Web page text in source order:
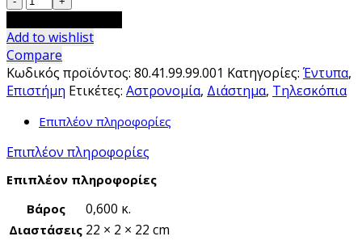
και
τέλος
-
Η
ιστορία
σύμπαντος
Add to wishlist
Compare
Κωδικός προϊόντος: 80.41.99.99.001 Κατηγορίες: Έντυπα,
Επιστήμη Ετικέτες: Αστρονομία, Διάστημα, Τηλεσκόπια
Επιπλέον πληροφορίες
Επιπλέον πληροφορίες
Επιπλέον πληροφορίες
Βάρος
0,600 κ.
Διαστάσεις 22 × 2 × 22 cm